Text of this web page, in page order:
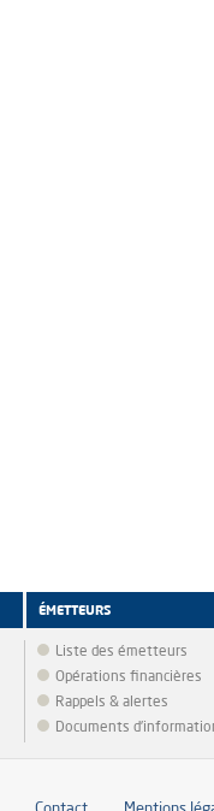
ÉMETTEURS
Liste des émetteurs
Opérations financières
Rappels & alertes
Documents